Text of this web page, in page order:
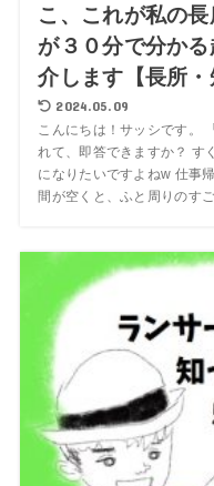
こ、これが私の
が３０分で分か
介します【長所・
2024.05.09
こんにちは！サッシです。
れて、即答できますか？ す
になりたいですよねw 仕事
間が空くと、ふと周りのすご